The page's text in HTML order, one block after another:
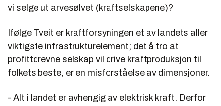
vi selge ut arvesølvet (kraftselskapene)?
Ifølge Tveit er kraftforsyningen et av landets aller
viktigste infrastrukturelement; det å tro at
profittdrevne selskap vil drive kraftproduksjon til
folkets beste, er en misforståelse av dimensjoner.
- Alt i landet er avhengig av elektrisk kraft. Derfor